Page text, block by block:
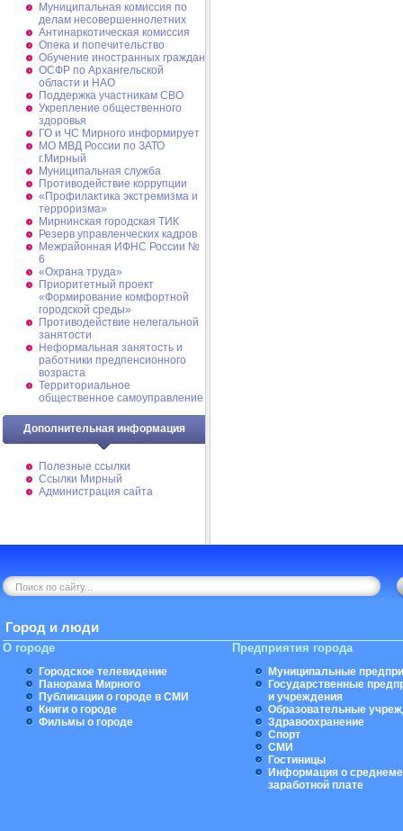
Муниципальная комиссия по
делам несовершеннолетних
Антинаркотическая комиссия
Опека и попечительство
Обучение иностранных граждан
ОСФР по Архангельской
области и НАО
Поддержка участникам СВО
Укрепление общественного
здоровья
ГО и ЧС Мирного информирует
МО МВД России по ЗАТО
г.Мирный
Муниципальная cлужба
Противодействие коррупции
«Профилактика экстремизма и
терроризма»
Мирнинская городская ТИК
Резерв управленческих кадров
Межрайонная ИФНС России №
6
«Охрана труда»
Приоритетный проект
«Формирование комфортной
городской среды»
Противодействие нелегальной
занятости
Неформальная занятость и
работники предпенсионного
возраста
Территориальное
общественное самоуправление
Дополнительная информация
Полезные ссылки
Ссылки Мирный
Администрация сайта
Город и люди
О городе
Городское телевидение
Панорама Мирного
Публикации о городе в СМИ
Книги о городе
Фильмы о городе
Предприятия города
Муниципальные
Государственные
и учреждения
Образовательные
Здравоохранение
Спорт
СМИ
Гостиницы
Информация о
заработной плате